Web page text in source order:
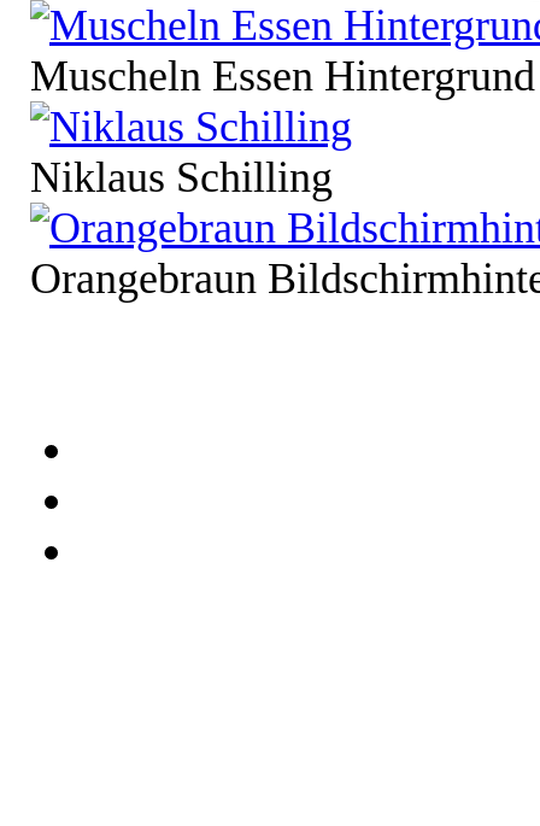
Muscheln Essen Hintergrund
Niklaus Schilling
Orangebraun